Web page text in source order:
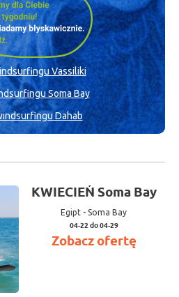
Vassiliki
Soma Bay
Dahab
KWIECIEŃ Soma Bay
Egipt - Soma Bay
04-22 do 04-29
Zobacz ofertę